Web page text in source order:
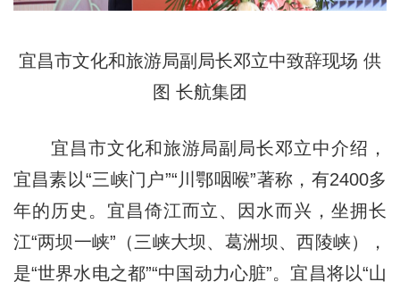
宜昌市文化和旅游局副局长邓立中致辞现场 供
图 长航集团
宜昌市文化和旅游局副局长邓立中介绍，
宜昌素以“三峡门户”“川鄂咽喉”著称，有2400多
年的历史。宜昌倚江而立、因水而兴，坐拥长
江“两坝一峡”（三峡大坝、葛洲坝、西陵峡），
是“世界水电之都”“中国动力心脏”。宜昌将以“山